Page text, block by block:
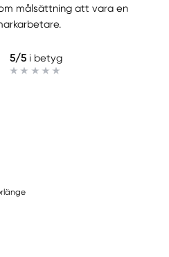
målsättning att vara en
5/5i betyg